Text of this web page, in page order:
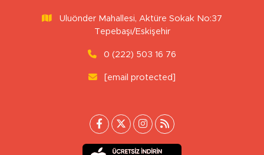
Uluönder Mahallesi, Aktüre Sokak No:37
Tepebaşı/Eskişehir
0 (222) 503 16 76
[email protected]